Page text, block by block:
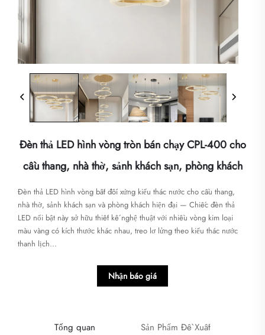
Đèn thả LED hình vòng tròn bán chạy CPL-400 cho
cầu thang, nhà thờ, sảnh khách sạn, phòng khách
Đèn thả LED hình vòng bất đối xứng kiểu thác nước cho cầu thang,
nhà thờ, sảnh khách sạn và phòng khách hiện đại — Chiếc đèn thả
LED nổi bật này sở hữu thiết kế nghệ thuật với nhiều vòng kim loại
màu vàng có kích thước khác nhau, treo lơ lửng theo kiểu thác nước
thanh lịch...
Nhận báo giá
Tổng quan Sản Phẩm Đề Xuất